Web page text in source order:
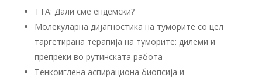
ТТА: Дали сме ендемски?
Молекуларна дијагностика на туморите со цел
таргетирана терапија на туморите: дилеми и
препреки во рутинската работа
Тенкоиглена аспирациона биопсија и